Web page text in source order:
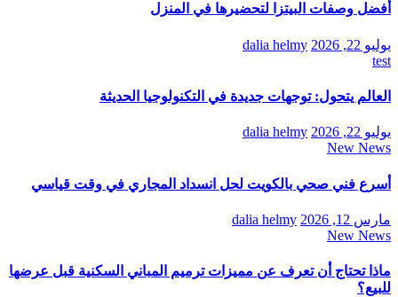
أفضل وصفات البيتزا لتحضيرها في المنزل
يوليو 22, 2026
dalia helmy
test
العالم يتحول: توجهات جديدة في التكنولوجيا الحديثة
يوليو 22, 2026
dalia helmy
New News
أسرع فني صحي بالكويت لحل انسداد المجاري في وقت قياسي
مارس 12, 2026
dalia helmy
New News
ماذا تحتاج أن تعرف عن مميزات ترميم المباني السكنية قبل عرضها
للبيع؟